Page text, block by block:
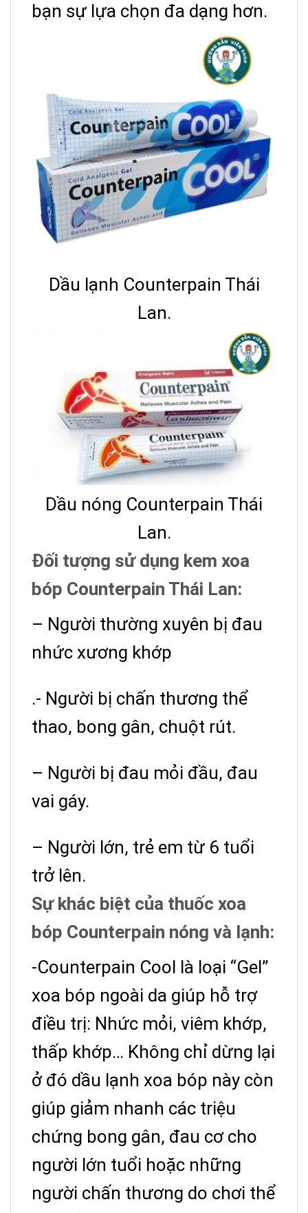
bạn sự lựa chọn đa dạng hơn.
Dầu lạnh Counterpain Thái
Lan.
Dầu nóng Counterpain Thái
Lan.
Đối tượng sử dụng kem xoa
bóp Counterpain Thái Lan:
– Người thường xuyên bị đau
nhức xương khớp
.- Người bị chấn thương thể
thao, bong gân, chuột rút.
– Người bị đau mỏi đầu, đau
vai gáy.
– Người lớn, trẻ em từ 6 tuổi
trở lên.
Sự khác biệt của thuốc xoa
bóp Counterpain nóng và lạnh:
-Counterpain Cool là loại “Gel”
xoa bóp ngoài da giúp hỗ trợ
điều trị: Nhức mỏi, viêm khớp,
thấp khớp… Không chỉ dừng lại
ở đó dầu lạnh xoa bóp này còn
giúp giảm nhanh các triệu
chứng bong gân, đau cơ cho
người lớn tuổi hoặc những
người chấn thương do chơi thể